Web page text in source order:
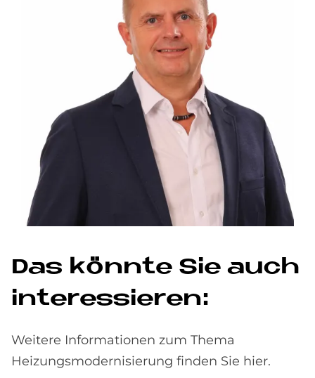
Das könn­te Sie auch
in­ter­es­sie­ren:
Weitere Informationen zum Thema
Heizungsmodernisierung finden Sie hier.